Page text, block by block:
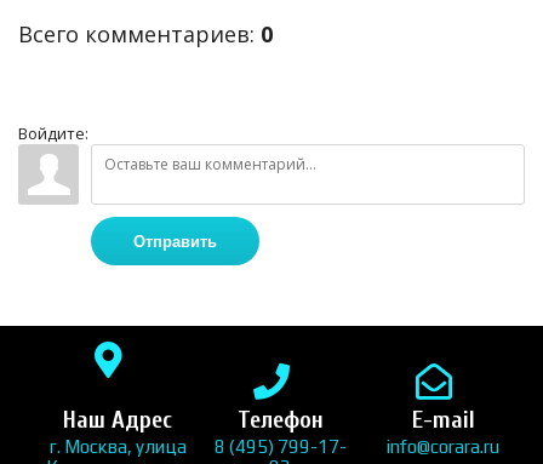
Всего комментариев: 0
Войдите:
Отправить
Наш Адрес
г. Москва, улица
Телефон
8 (495) 799-17-
E-mail
info@corara.ru